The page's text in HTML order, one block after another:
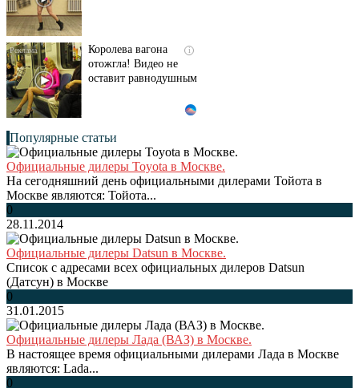
i
Королева вагона
отожгла! Видео не
оставит равнодушным
Популярные статьи
Официальные дилеры Toyota в Москве.
На сегодняшний день официальными дилерами Тойота в
Москве являются: Тойота...
0
28.11.2014
Официальные дилеры Datsun в Москве.
Список с адресами всех официальных дилеров Datsun
(Датсун) в Москве
0
31.01.2015
Официальные дилеры Лада (ВАЗ) в Москве.
В настоящее время официальными дилерами Лада в Москве
являются: Lada...
0